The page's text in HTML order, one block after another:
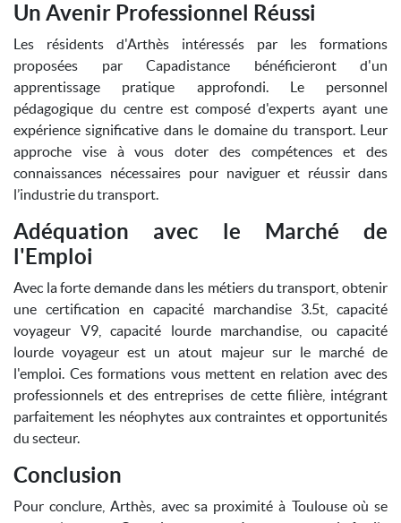
Un Avenir Professionnel Réussi
Les résidents d'Arthès intéressés par les formations
proposées par Capadistance bénéficieront d'un
apprentissage pratique approfondi. Le personnel
pédagogique du centre est composé d'experts ayant une
expérience significative dans le domaine du transport. Leur
approche vise à vous doter des compétences et des
connaissances nécessaires pour naviguer et réussir dans
l’industrie du transport.
Adéquation avec le Marché de
l'Emploi
Avec la forte demande dans les métiers du transport, obtenir
une certification en capacité marchandise 3.5t, capacité
voyageur V9, capacité lourde marchandise, ou capacité
lourde voyageur est un atout majeur sur le marché de
l'emploi. Ces formations vous mettent en relation avec des
professionnels et des entreprises de cette filière, intégrant
parfaitement les néophytes aux contraintes et opportunités
du secteur.
Conclusion
Pour conclure, Arthès, avec sa proximité à Toulouse où se